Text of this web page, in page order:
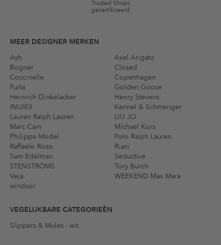
Trusted Shops
gecertificeerd
MEER DESIGNER MERKEN
Ash
Axel Arigato
Bogner
Closed
Coccinelle
Copenhagen
Furla
Golden Goose
Heinrich Dinkelacker
Henry Stevens
INUIKII
Kennel & Schmenger
Lauren Ralph Lauren
LIU JO
Marc Cain
Michael Kors
Philippe Model
Polo Ralph Lauren
Raffaelo Rossi
Riani
Sam Edelman
Seductive
STENSTRÖMS
Tory Burch
Veja
WEEKEND Max Mara
windsor.
VEGELIJKBARE CATEGORIEËN
Slippers & Mules - wit